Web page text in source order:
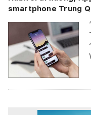
smartphone Trung